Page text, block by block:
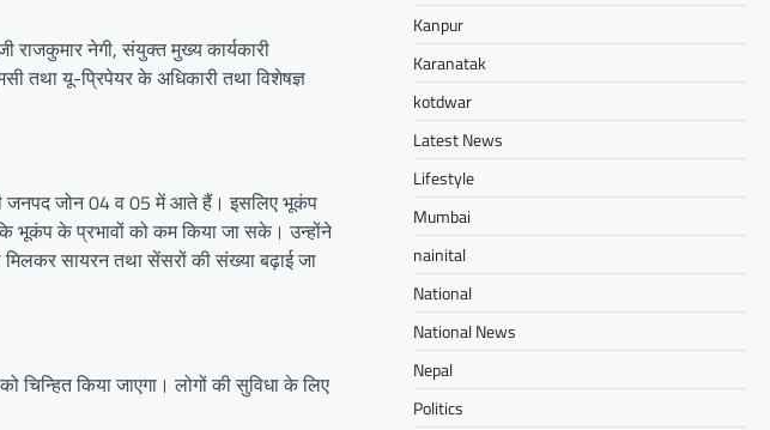
राजकुमार नेगी, संयुक्त मुख्य कार्यकारी
तथा यू-प्रिपेयर के अधिकारी तथा विशेषज्ञ
जनपद जोन 04 व 05 में आते हैं। इसलिए भूकंप
भूकंप के प्रभावों को कम किया जा सके। उन्होंने
सायरन तथा सेंसरों की संख्या बढ़ाई जा
चिन्हित किया जाएगा। लोगों की सुविधा के लिए
Kanpur
Karanatak
kotdwar
Latest News
Lifestyle
Mumbai
nainital
National
National News
Nepal
Politics